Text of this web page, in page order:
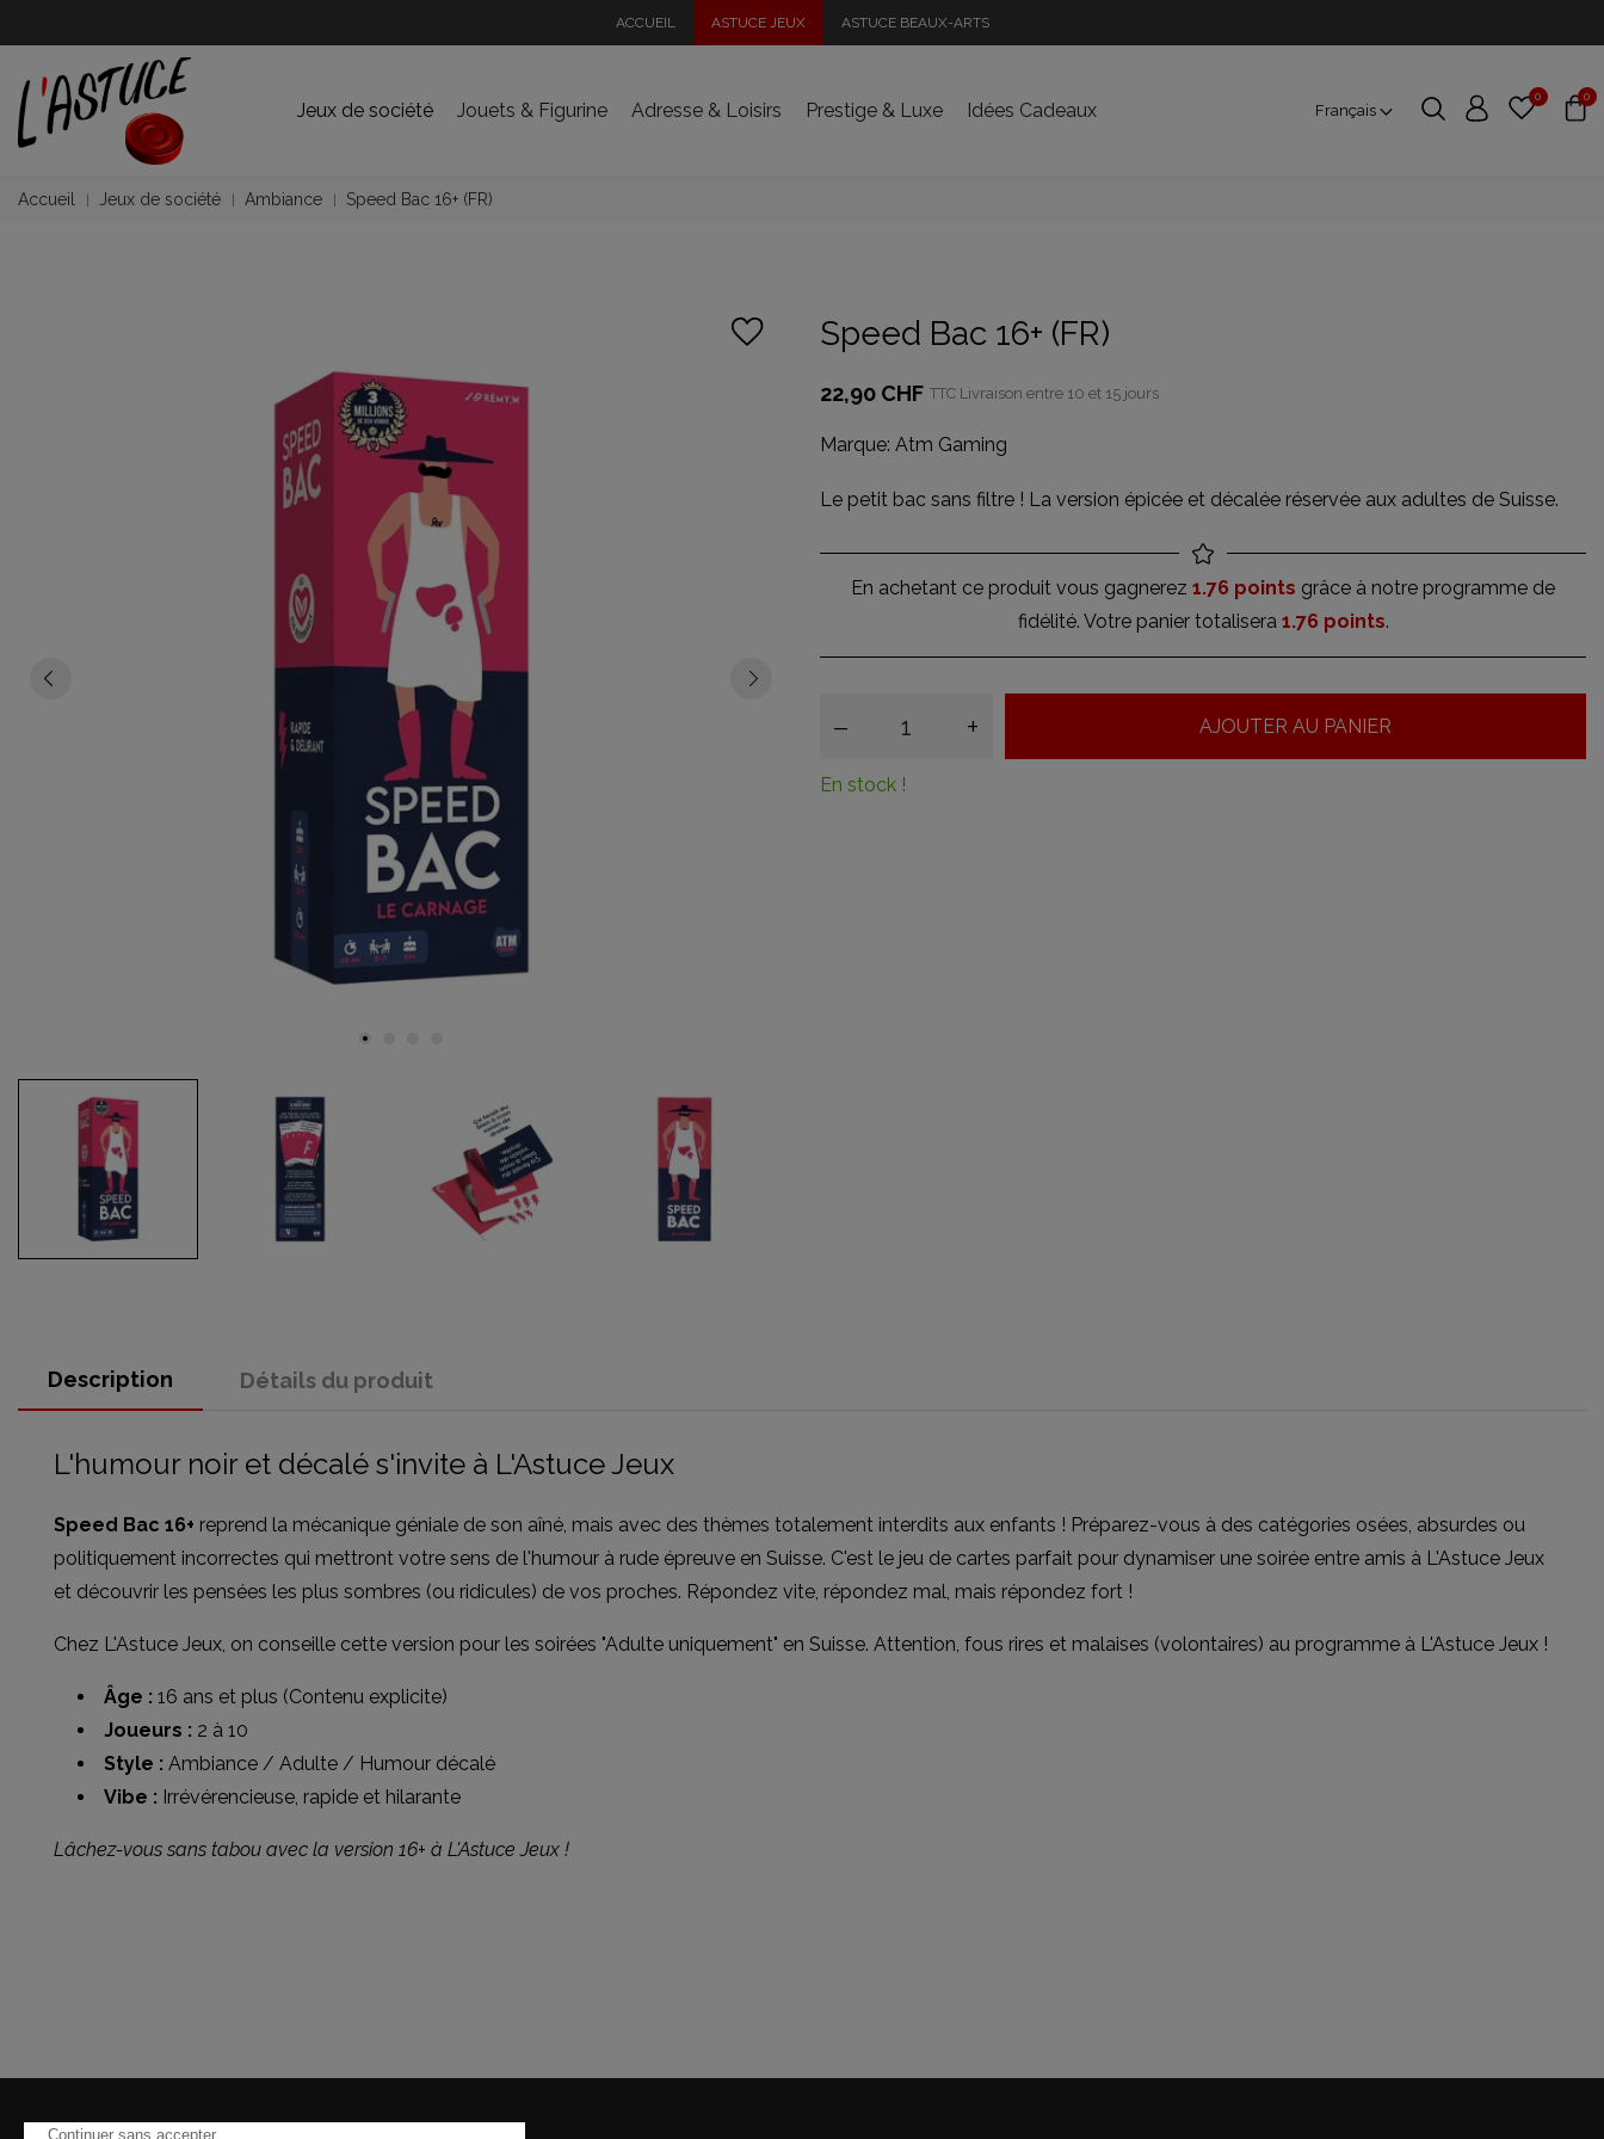
ACCUEIL ASTUCE JEUX ASTUCE BEAUX-ARTS
Jeux de société Jouets & Figurine Adresse & Loisirs Prestige & Luxe Idées Cadeaux Français
0 0
Accueil Jeux de société Ambiance Speed Bac 16+ (FR)
Speed Bac 16+ (FR)
22,90 CHF TTC Livraison entre 10 et 15 jours
Marque: Atm Gaming
Le petit bac sans filtre ! La version épicée et décalée réservée aux adultes de Suisse.
En achetant ce produit vous gagnerez 1.76 points grâce à notre programme de
fidélité. Votre panier totalisera 1.76 points.
– + AJOUTER AU PANIER
En stock !
Description Détails du produit
L'humour noir et décalé s'invite à L'Astuce Jeux
Speed Bac 16+ reprend la mécanique géniale de son aîné, mais avec des thèmes totalement interdits aux enfants ! Préparez-vous à des catégories osées, absurdes ou
politiquement incorrectes qui mettront votre sens de l'humour à rude épreuve en Suisse. C'est le jeu de cartes parfait pour dynamiser une soirée entre amis à L'Astuce Jeux
et découvrir les pensées les plus sombres (ou ridicules) de vos proches. Répondez vite, répondez mal, mais répondez fort !
Chez L'Astuce Jeux, on conseille cette version pour les soirées "Adulte uniquement" en Suisse. Attention, fous rires et malaises (volontaires) au programme à L'Astuce Jeux !
Âge : 16 ans et plus (Contenu explicite)
Joueurs : 2 à 10
Style : Ambiance / Adulte / Humour décalé
Vibe : Irrévérencieuse, rapide et hilarante
Lâchez-vous sans tabou avec la version 16+ à L'Astuce Jeux !